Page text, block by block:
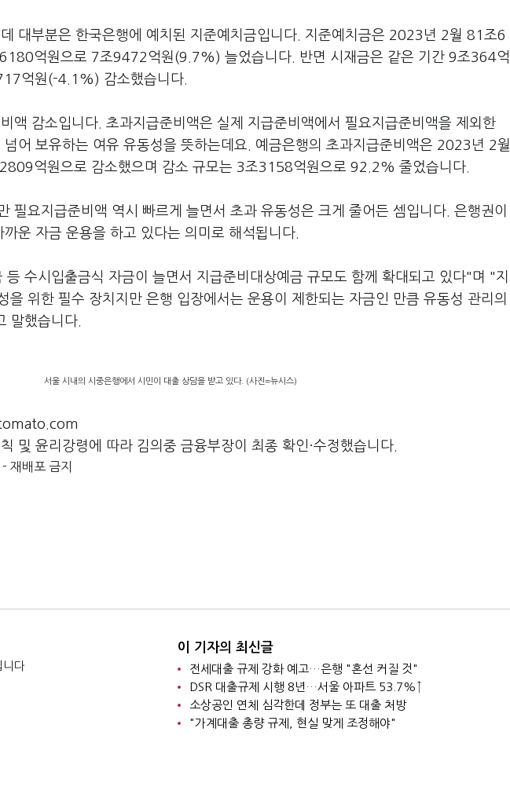
대부분은 한국은행에 예치된 지준예치금입니다. 지준예치금은 2023년 2월 81조6
억원으로 7조9472억원(9.7%) 늘었습니다. 반면 시재금은 같은 기간 9조364억
억원(-4.1%) 감소했습니다.
액 감소입니다. 초과지급준비액은 실제 지급준비액에서 필요지급준비액을 제외한
어 보유하는 여유 유동성을 뜻하는데요. 예금은행의 초과지급준비액은 2023년 2월
억원으로 감소했으며 감소 규모는 3조3158억원으로 92.2% 줄었습니다.
필요지급준비액 역시 빠르게 늘면서 초과 유동성은 크게 줄어든 셈입니다. 은행권이
운 자금 운용을 하고 있다는 의미로 해석됩니다.
수시입출금식 자금이 늘면서 지급준비대상예금 규모도 함께 확대되고 있다"며 "지
을 위한 필수 장치지만 은행 입장에서는 운용이 제한되는 자금인 만큼 유동성 관리의
말했습니다.
서울 시내의 시중은행에서 시민이 대출 상담을 받고 있다. (사진=뉴시스)
및 윤리강령에 따라 김의중 금융부장이 최종 확인·수정했습니다.
재배포 금지
니다
이 기자의 최신글
전세대출 규제 강화 예고…은행 "혼선 커질 것"
DSR 대출규제 시행 8년…서울 아파트 53.7%↑
소상공인 연체 심각한데 정부는 또 대출 처방
"가계대출 총량 규제, 현실 맞게 조정해야"